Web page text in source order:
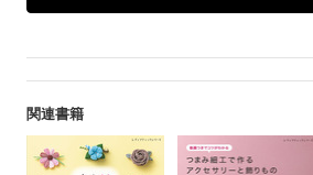
関連書籍